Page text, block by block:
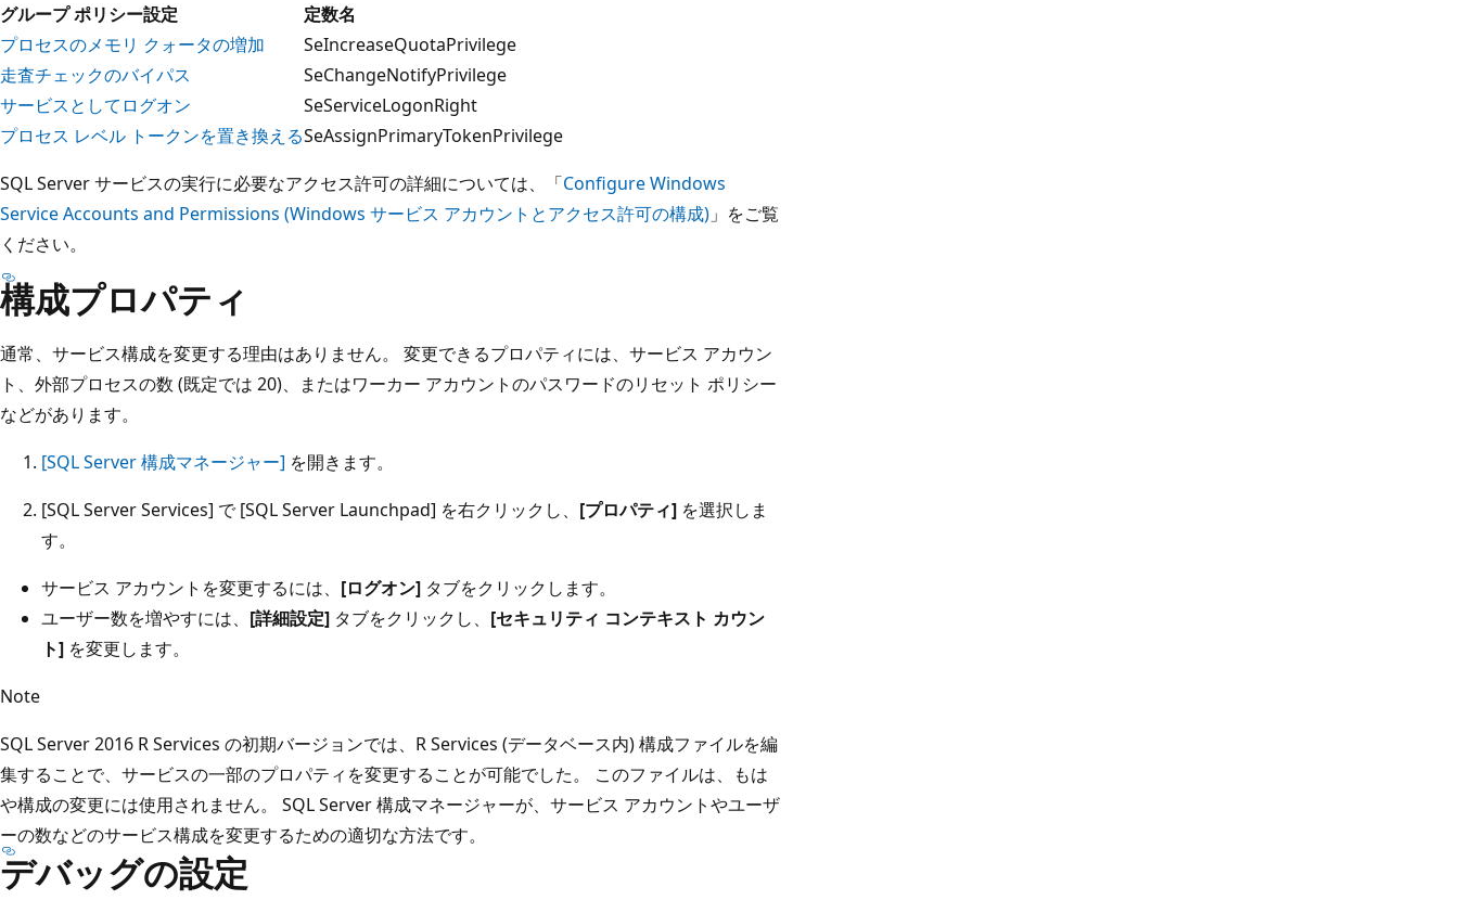
グループ ポリシー設定
定数名
プロセスのメモリ クォータの増加
SeIncreaseQuotaPrivilege
走査チェックのバイパス
SeChangeNotifyPrivilege
サービスとしてログオン
SeServiceLogonRight
プロセス レベル トークンを置き換えるSeAssignPrimaryTokenPrivilege
SQL Server サービスの実行に必要なアクセス許可の詳細については、「Configure Windows
Service Accounts and Permissions (Windows サービス アカウントとアクセス許可の構成) 」をご覧
ください。
構成プロパティ
通常、サービス構成を変更する理由はありません。 変更できるプロパティには、サービス アカウン
ト、外部プロセスの数 (既定では 20)、またはワーカー アカウントのパスワードのリセット ポリシー
などがあります。
[SQL Server 構成マネージャー] を開きます。
[SQL Server Services] で [SQL Server Launchpad] を右クリックし、 [プロパティ] を選択しま
す。
サービス アカウントを変更するには、 [ログオン] タブをクリックします。
ユーザー数を増やすには、 [詳細設定] タブをクリックし、 [セキュリティ コンテキスト カウン
ト] を変更します。
Note
SQL Server 2016 R Services の初期バージョンでは、R Services (データベース内) 構成ファイルを編
集することで、サービスの一部のプロパティを変更することが可能でした。 このファイルは、もは
や構成の変更には使用されません。 SQL Server 構成マネージャーが、サービス アカウントやユーザ
ーの数などのサービス構成を変更するための適切な方法です。
デバッグの設定